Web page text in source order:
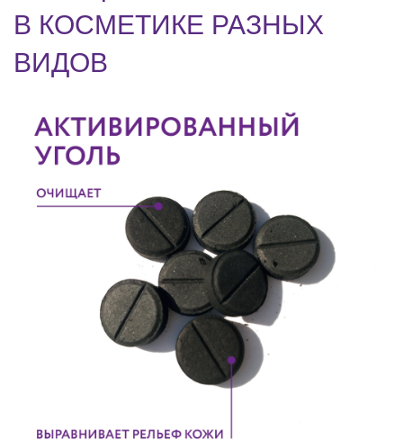
В КОСМЕТИКЕ РАЗНЫХ
ВИДОВ